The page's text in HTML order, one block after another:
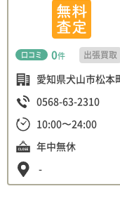
口コミ 0件 出張買取
愛知県犬山市松本
0568-63-2310
10:00〜24:00
年中無休
-